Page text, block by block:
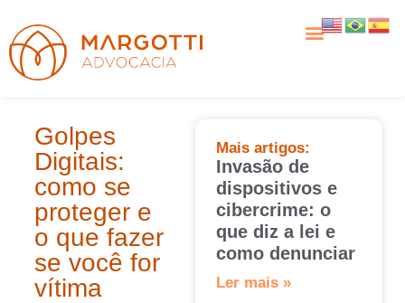
Golpes
Digitais:
como se
proteger e
o que fazer
se você for
vítima
Mais artigos:
Invasão de
dispositivos e
cibercrime: o
que diz a lei e
como denunciar
Ler mais »